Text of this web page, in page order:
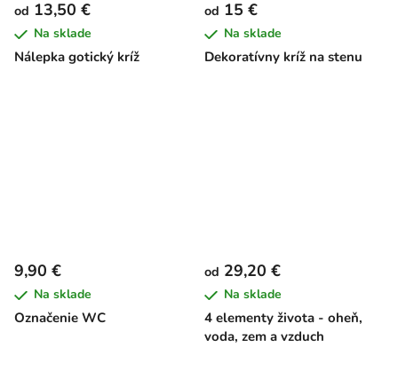
Nálepka gotický kríž
od 13,50 €
Na sklade
Dekoratívny kríž na stenu
od 15 €
Na sklade
Označenie WC
9,90 €
Na sklade
4 elementy života - oheň,
voda, zem a vzduch
od 29,20 €
Na sklade